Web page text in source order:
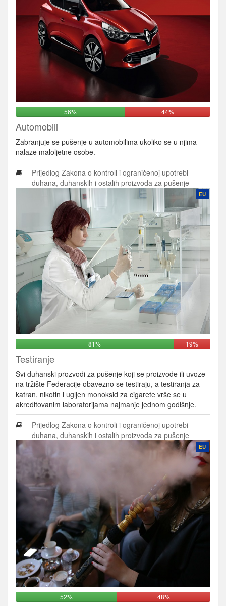
56% 44%
Automobili
Zabranjuje se pušenje u automobilima ukoliko se u njima
nalaze maloljetne osobe.
Prijedlog Zakona o kontroli i ograničenoj upotrebi
duhana, duhanskih i ostalih proizvoda za pušenje
EU
81% 19%
Testiranje
Svi duhanski prozvodi za pušenje koji se proizvode ili uvoze
na tržište Federacije obavezno se testiraju, a testiranja za
katran, nikotin i ugljen monoksid za cigarete vrše se u
akreditovanim laboratorijama najmanje jednom godišnje.
Prijedlog Zakona o kontroli i ograničenoj upotrebi
duhana, duhanskih i ostalih proizvoda za pušenje
EU
52% 48%